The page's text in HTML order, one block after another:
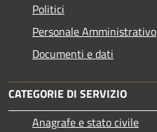
Politici
Personale Amministrativo
Documenti e dati
CATEGORIE DI SERVIZIO
Anagrafe e stato civile